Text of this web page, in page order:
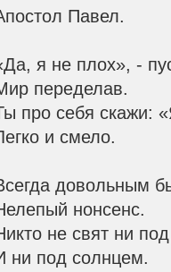
Павел.
я не плох», -
переделав.
про себя скажи:
и смело.
довольным
нонсенс.
не свят ни
ни под солнцем.